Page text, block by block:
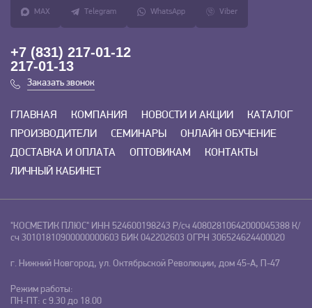
MAX Telegram WhatsApp Viber
+7 (831) 217-01-12
217-01-13
Заказать звонок
ГЛАВНАЯ КОМПАНИЯ НОВОСТИ И АКЦИИ
КАТАЛОГ
ПРОИЗВОДИТЕЛИ
СЕМИНАРЫ
ОНЛАЙН ОБУЧЕНИЕ
ДОСТАВКА И ОПЛАТА
ОПТОВИКАМ
КОНТАКТЫ
ЛИЧНЫЙ КАБИНЕТ
"КОСМЕТИК ПЛЮС" ИНН 524600198243 Р/сч 40802810642000045388 К/
сч 30101810900000000603 БИК 042202603 ОГРН 306524624400020
г. Нижний Новгород, ул. Октябрьской Революции, дом 45-А, П-47
Режим работы:
ПН-ПТ: с 9.30 до 18.00